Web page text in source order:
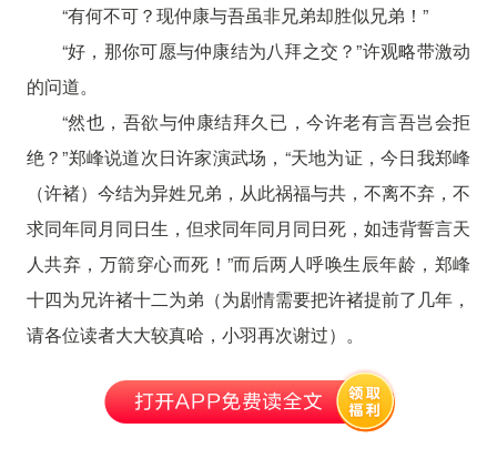
“有何不可？现仲康与吾虽非兄弟却胜似兄弟！”
“好，那你可愿与仲康结为八拜之交？”许观略带激动
的问道。
“然也，吾欲与仲康结拜久已，今许老有言吾岂会拒
绝？”郑峰说道次日许家演武场，“天地为证，今日我郑峰
（许褚）今结为异姓兄弟，从此祸福与共，不离不弃，不
求同年同月同日生，但求同年同月同日死，如违背誓言天
人共弃，万箭穿心而死！”而后两人呼唤生辰年龄，郑峰
十四为兄许褚十二为弟（为剧情需要把许褚提前了几年，
请各位读者大大较真哈，小羽再次谢过）。